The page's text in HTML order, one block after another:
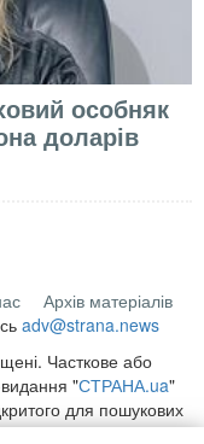
особняк
доларів
Архів матеріалів
adv@strana.news
Часткове або
видання "СТРАНА.ua"
для пошукових
матеріалу на